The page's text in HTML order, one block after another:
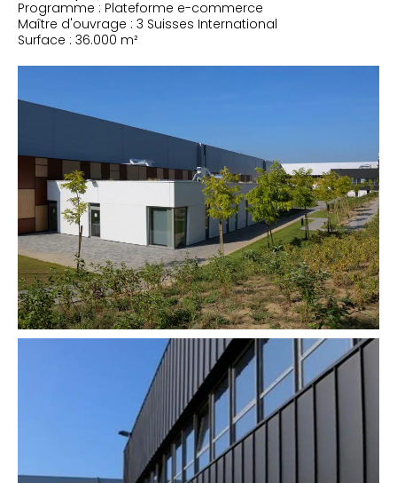
Programme : Plateforme e-commerce
Maître d'ouvrage : 3 Suisses International
Surface : 36.000 m²